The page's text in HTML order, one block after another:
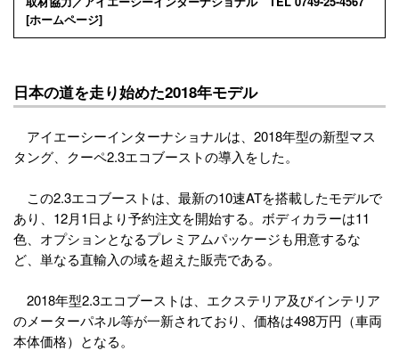
[ホームページ]
日本の道を走り始めた2018年モデル
アイエーシーインターナショナルは、2018年型の新型マス
タング、クーペ2.3エコブーストの導入をした。
この2.3エコブーストは、最新の10速ATを搭載したモデルで
あり、12月1日より予約注文を開始する。ボディカラーは11
色、オプションとなるプレミアムパッケージも用意するな
ど、単なる直輸入の域を超えた販売である。
2018年型2.3エコブーストは、エクステリア及びインテリア
のメーターパネル等が一新されており、価格は498万円（車両
本体価格）となる。